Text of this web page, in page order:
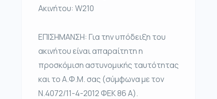
Ακινήτου: W210
ΕΠΙΣΗΜΑΝΣΗ: Για την υπόδειξη του
ακινήτου είναι απαραίτητη η
προσκόμιση αστυνομικής ταυτότητας
και το Α.Φ.Μ. σας (σύμφωνα με τον
Ν.4072/11-4-2012 ΦΕΚ 86 Α).